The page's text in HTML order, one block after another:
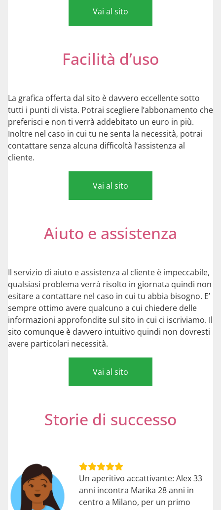
Vai al sito
Facilità d’uso
La grafica offerta dal sito è davvero eccellente sotto
tutti i punti di vista. Potrai scegliere l’abbonamento che
preferisci e non ti verrà addebitato un euro in più.
Inoltre nel caso in cui tu ne senta la necessità, potrai
contattare senza alcuna difficoltà l’assistenza al
cliente.
Vai al sito
Aiuto e assistenza
Il servizio di aiuto e assistenza al cliente è impeccabile,
qualsiasi problema verrà risolto in giornata quindi non
esitare a contattare nel caso in cui tu abbia bisogno. E’
sempre ottimo avere qualcuno a cui chiedere delle
informazioni approfondite sul sito in cui ci iscriviamo. Il
sito comunque è davvero intuitivo quindi non dovresti
avere particolari necessità.
Vai al sito
Storie di successo
Un aperitivo accattivante: Alex 33
anni incontra Marika 28 anni in
centro a Milano, per un primo